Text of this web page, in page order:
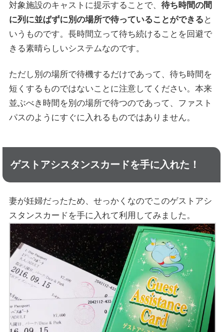
対象施設のキャストに提示することで、 待ち時間の間
に列に並ばずに別の場所で待っていることができる と
いうものです。長時間立って待ち続けることを回避で
きる素晴らしいシステムなのです。
ただし別の場所で待機するだけであって、待ち時間を
短くするものではないことに注意してください。本来
並ぶべき時間を別の場所で待つのであって、ファスト
パスのようにすぐに入れるものではありません。
ゲストアシスタンスカードを手に入れた！
妻が妊婦だったため、せっかくなのでこのゲストアシ
スタンスカードを手に入れて利用してみました。